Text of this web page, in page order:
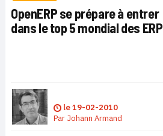
OpenERP se prépare à entrer
dans le top 5 mondial des ERP
le19-02-2010
Par Johann Armand